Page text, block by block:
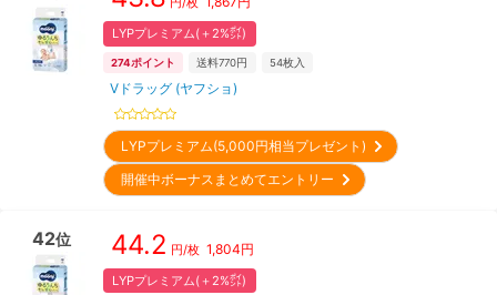
LYPプレミアム(＋2%㌽)
274ポイント 送料770円 54枚入
Vドラッグ (ヤフショ)
LYPプレミアム(5,000円相当プレゼント)
開催中ボーナスまとめてエントリー
42位 44.2 円/枚 1,804円
LYPプレミアム(＋2%㌽)